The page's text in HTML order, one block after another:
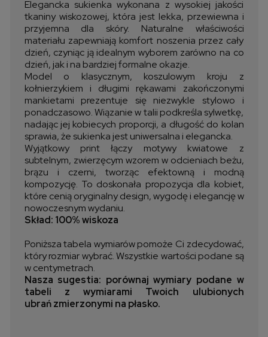
Elegancka sukienka wykonana z wysokiej jakości
tkaniny wiskozowej, która jest lekka, przewiewna i
przyjemna dla skóry. Naturalne właściwości
materiału zapewniają komfort noszenia przez cały
dzień, czyniąc ją idealnym wyborem zarówno na co
dzień, jak i na bardziej formalne okazje.
Model o klasycznym, koszulowym kroju z
kołnierzykiem i długimi rękawami zakończonymi
mankietami prezentuje się niezwykle stylowo i
ponadczasowo. Wiązanie w talii podkreśla sylwetkę,
nadając jej kobiecych proporcji, a długość do kolan
sprawia, że sukienka jest uniwersalna i elegancka.
Wyjątkowy print łączy motywy kwiatowe z
subtelnym, zwierzęcym wzorem w odcieniach beżu,
brązu i czerni, tworząc efektowną i modną
kompozycję. To doskonała propozycja dla kobiet,
które cenią oryginalny design, wygodę i elegancję w
nowoczesnym wydaniu.
Skład: 100% wiskoza
Poniższa tabela wymiarów pomoże Ci zdecydować,
który rozmiar wybrać. Wszystkie wartości podane są
w centymetrach.
Nasza sugestia: porównaj wymiary podane w
tabeli z wymiarami Twoich ulubionych
ubrań zmierzonymi na płasko.